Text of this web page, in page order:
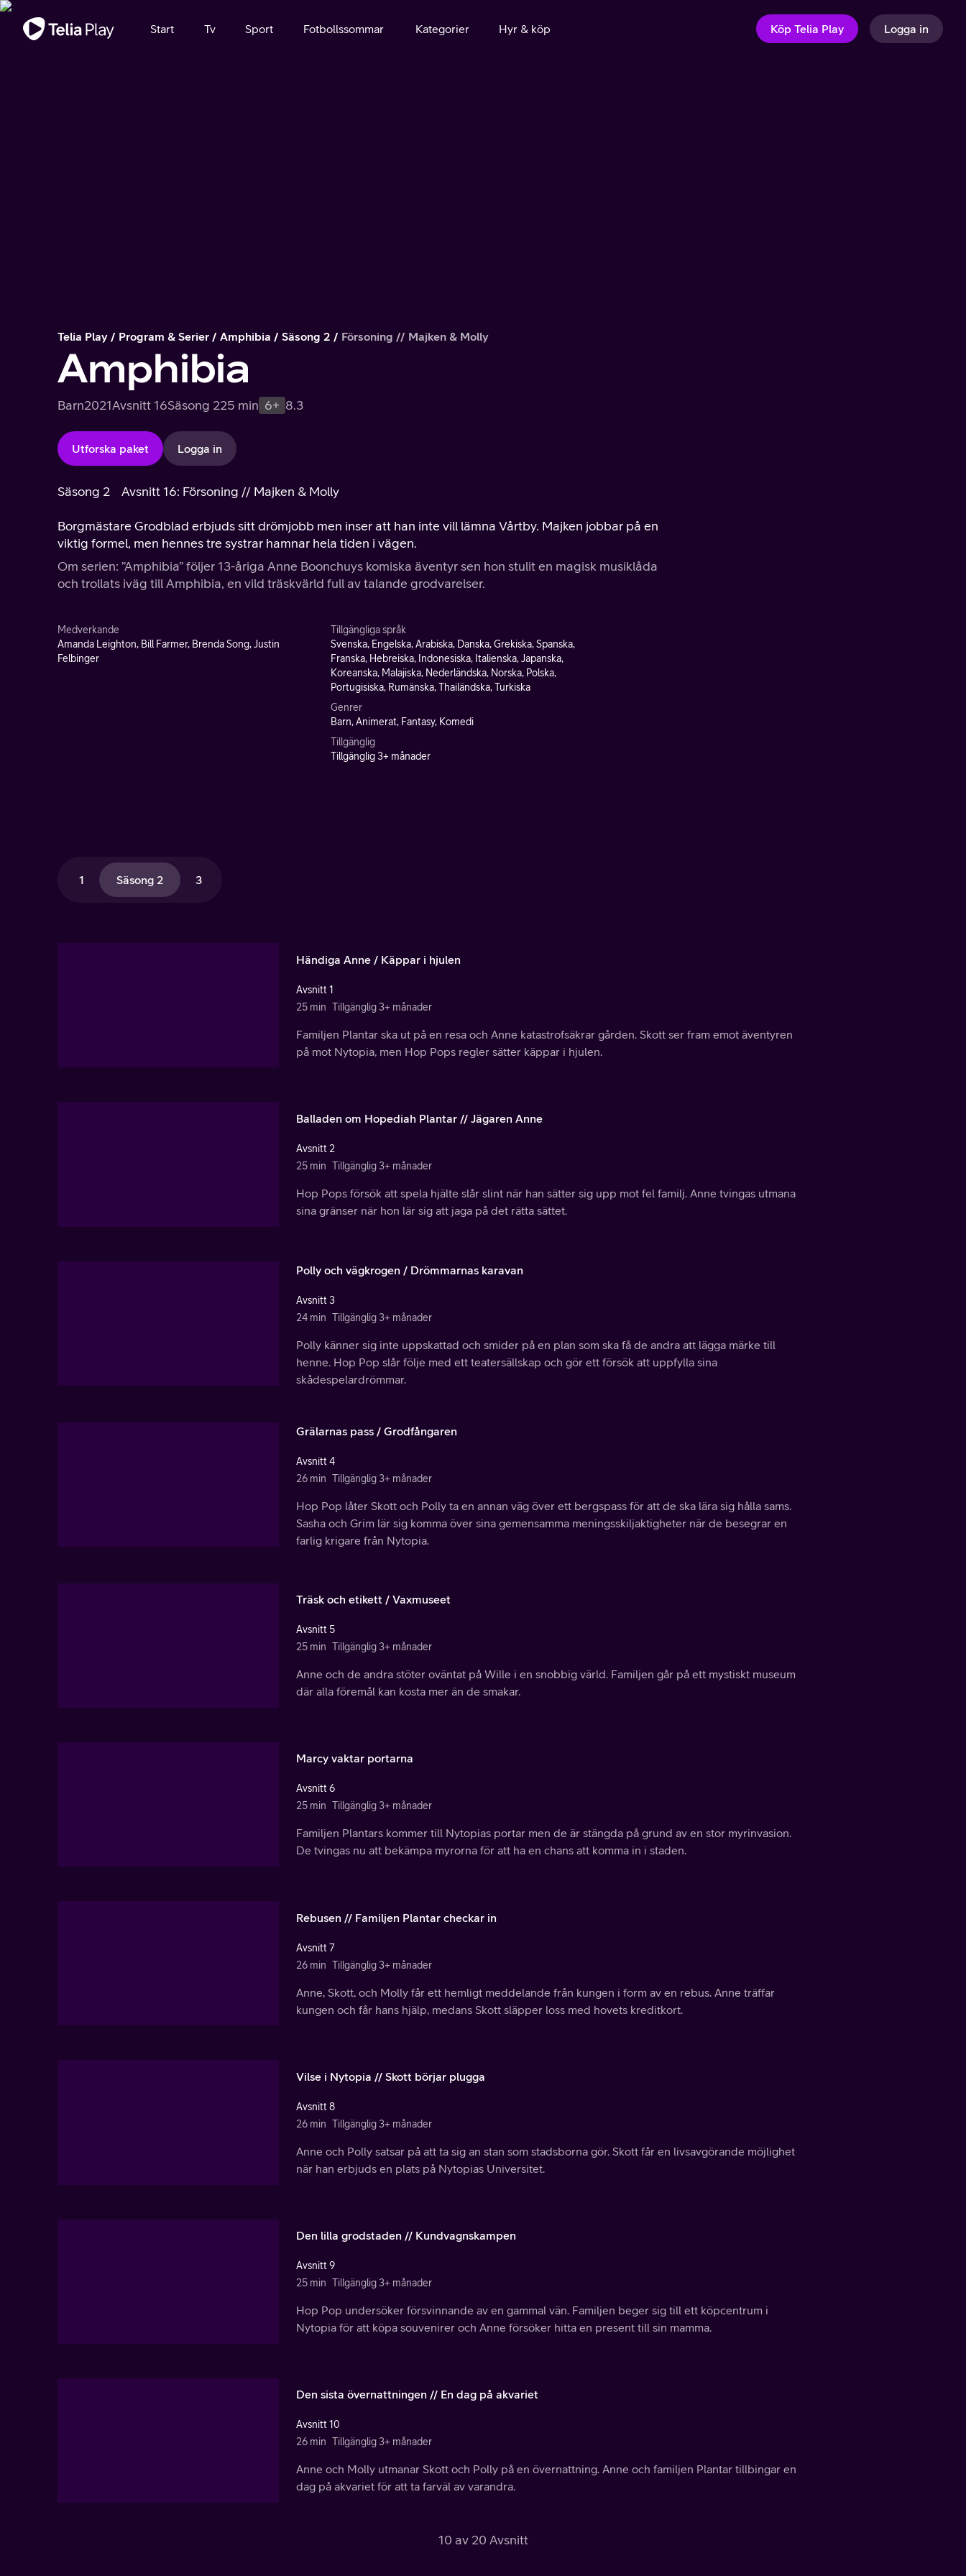
Viktigt meddelande
Start Tv Sport Fotbollssommar Kategorier Hyr & köp Köp Telia Play Logga in
Telia Play Program & Serier Amphibia Säsong 2 Försoning // Majken & Molly
Amphibia
Barn2021Avsnitt 16Säsong 225 min 6+ 8.3
Utforska paket Logga in
Säsong 2 Avsnitt 16: Försoning // Majken & Molly
Borgmästare Grodblad erbjuds sitt drömjobb men inser att han inte vill lämna Vårtby. Majken jobbar på en
viktig formel, men hennes tre systrar hamnar hela tiden i vägen.
Om serien: ”Amphibia” följer 13-åriga Anne Boonchuys komiska äventyr sen hon stulit en magisk musiklåda
och trollats iväg till Amphibia, en vild träskvärld full av talande grodvarelser.
Medverkande
Amanda Leighton, Bill Farmer, Brenda Song, Justin
Felbinger
Tillgängliga språk
Svenska, Engelska, Arabiska, Danska, Grekiska, Spanska,
Franska, Hebreiska, Indonesiska, Italienska, Japanska,
Koreanska, Malajiska, Nederländska, Norska, Polska,
Portugisiska, Rumänska, Thailändska, Turkiska
Genrer
Barn, Animerat, Fantasy, Komedi
Tillgänglig
Tillgänglig 3+ månader
1 Säsong 2 3
Händiga Anne / Käppar i hjulen
Avsnitt 1
25 min Tillgänglig 3+ månader
Familjen Plantar ska ut på en resa och Anne katastrofsäkrar gården. Skott ser fram emot äventyren
på mot Nytopia, men Hop Pops regler sätter käppar i hjulen.
Balladen om Hopediah Plantar // Jägaren Anne
Avsnitt 2
25 min Tillgänglig 3+ månader
Hop Pops försök att spela hjälte slår slint när han sätter sig upp mot fel familj. Anne tvingas utmana
sina gränser när hon lär sig att jaga på det rätta sättet.
Polly och vägkrogen / Drömmarnas karavan
Avsnitt 3
24 min Tillgänglig 3+ månader
Polly känner sig inte uppskattad och smider på en plan som ska få de andra att lägga märke till
henne. Hop Pop slår följe med ett teatersällskap och gör ett försök att uppfylla sina
skådespelardrömmar.
Grälarnas pass / Grodfångaren
Avsnitt 4
26 min Tillgänglig 3+ månader
Hop Pop låter Skott och Polly ta en annan väg över ett bergspass för att de ska lära sig hålla sams.
Sasha och Grim lär sig komma över sina gemensamma meningsskiljaktigheter när de besegrar en
farlig krigare från Nytopia.
Träsk och etikett / Vaxmuseet
Avsnitt 5
25 min Tillgänglig 3+ månader
Anne och de andra stöter oväntat på Wille i en snobbig värld. Familjen går på ett mystiskt museum
där alla föremål kan kosta mer än de smakar.
Marcy vaktar portarna
Avsnitt 6
25 min Tillgänglig 3+ månader
Familjen Plantars kommer till Nytopias portar men de är stängda på grund av en stor myrinvasion.
De tvingas nu att bekämpa myrorna för att ha en chans att komma in i staden.
Rebusen // Familjen Plantar checkar in
Avsnitt 7
26 min Tillgänglig 3+ månader
Anne, Skott, och Molly får ett hemligt meddelande från kungen i form av en rebus. Anne träffar
kungen och får hans hjälp, medans Skott släpper loss med hovets kreditkort.
Vilse i Nytopia // Skott börjar plugga
Avsnitt 8
26 min Tillgänglig 3+ månader
Anne och Polly satsar på att ta sig an stan som stadsborna gör. Skott får en livsavgörande möjlighet
när han erbjuds en plats på Nytopias Universitet.
Den lilla grodstaden // Kundvagnskampen
Avsnitt 9
25 min Tillgänglig 3+ månader
Hop Pop undersöker försvinnande av en gammal vän. Familjen beger sig till ett köpcentrum i
Nytopia för att köpa souvenirer och Anne försöker hitta en present till sin mamma.
Den sista övernattningen // En dag på akvariet
Avsnitt 10
26 min Tillgänglig 3+ månader
Anne och Molly utmanar Skott och Polly på en övernattning. Anne och familjen Plantar tillbingar en
dag på akvariet för att ta farväl av varandra.
10 av 20 Avsnitt